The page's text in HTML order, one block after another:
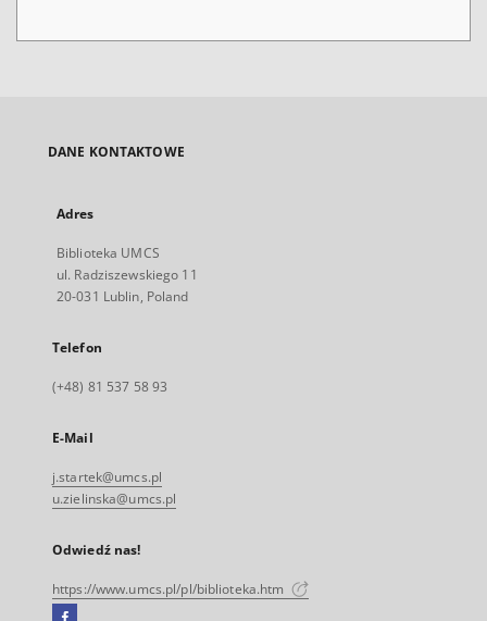
DANE KONTAKTOWE
Adres
Biblioteka UMCS
ul. Radziszewskiego 11
20-031 Lublin, Poland
Telefon
(+48) 81 537 58 93
E-Mail
j.startek@umcs.pl
u.zielinska@umcs.pl
Odwiedź nas!
https://www.umcs.pl/pl/biblioteka.htm
Facebook